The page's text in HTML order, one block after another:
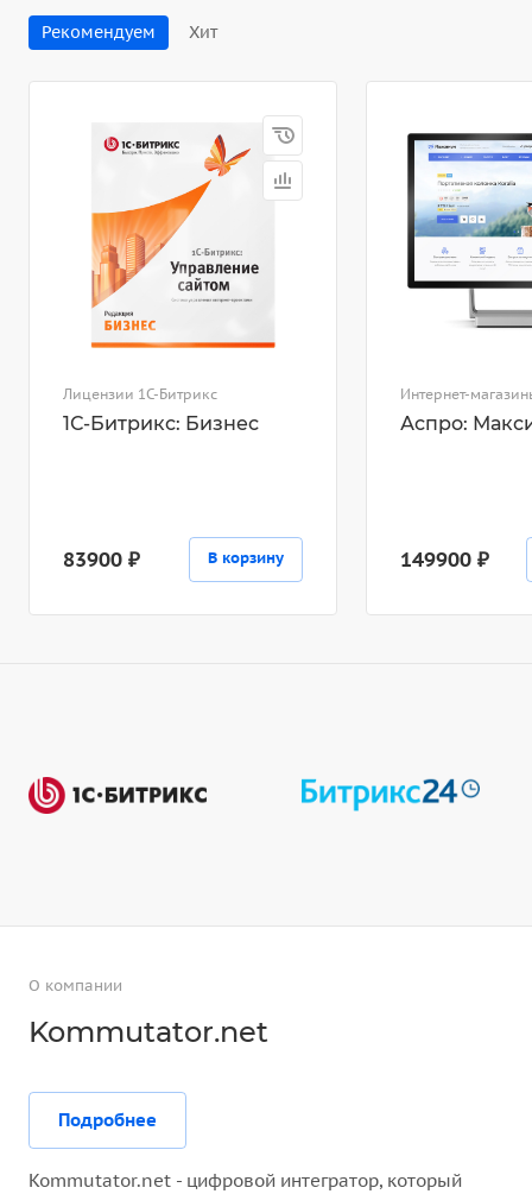
Рекомендуем Хит
Лицензии 1С-Битрикс
1С-Битрикс: Бизнес
83900 ₽ В корзину
Интернет-
Аспро:
149900 ₽
О компании
Kommutator.net
Подробнее
Kommutator.net - цифровой интегратор, который